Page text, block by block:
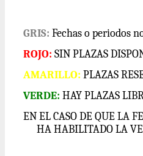
GRIS: Fechas o periodos
ROJO: SIN PLAZAS
AMARILLO: PLAZAS
VERDE: HAY PLAZAS
EN EL CASO DE QUE LA
HA HABILITADO LA